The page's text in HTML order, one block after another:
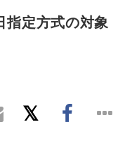
指定方式の対象